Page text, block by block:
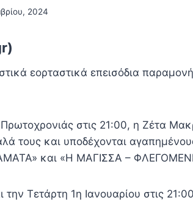
2024
εορταστικά επεισόδια
στις 21:00, η Ζέτα
τους και υποδέχονται
και «Η ΜΑΓΙΣΣΑ –
Τετάρτη 1η Ιανουαρίου στις